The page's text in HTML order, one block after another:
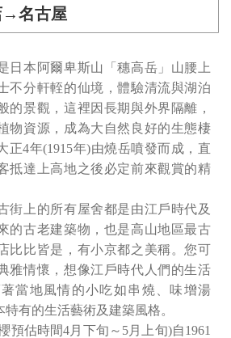
名古屋
日本阿爾卑斯山「穗高岳」山腰上
不分軒輊的仙境，體驗清流與湖泊
的景觀，這裡因長期與外界隔離，
物資源，成為大自然良好的生態棲
正4年(1915年)由燒岳噴發而成，直
抵達上高地之後必定前來觀賞的精
街上的所有屋舍都是由江戶時代及
的古老建築物，也是高山地區最古
比比皆是，有小京都之美稱。您可
雅情懷，想像江戶時代人們的生活
當地風情的小吃如串燒、味增湯
有的生活藝術及建築風格。
預估時間4月下旬～5月上旬)自1961